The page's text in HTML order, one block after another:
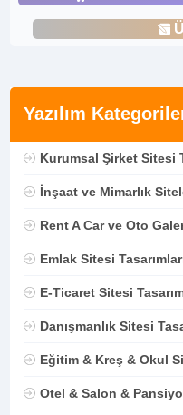
Yazılım
Kurumsal Şirket Sitesi
İnşaat ve Mimarlık
Rent A Car ve Oto
Emlak Sitesi
E-Ticaret Sitesi
Danışmanlık Sitesi
Eğitim & Kreş & Okul
Otel & Salon &